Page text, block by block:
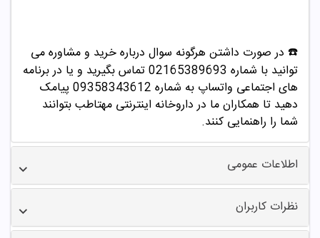
☎️ در صورت داشتن هرگونه سوال درباره خرید و مشاوره می
توانید با شماره 02165389693 تماس بگیرید و یا در برنامه
های اجتماعی واتساپ به شماره 09358343612 پیامک
دهید تا همکاران ما در داروخانه اینترنتی مهتاطب بتوانند
شما را راهنمایی کنند.
اطلاعات عمومی
نظرات کاربران